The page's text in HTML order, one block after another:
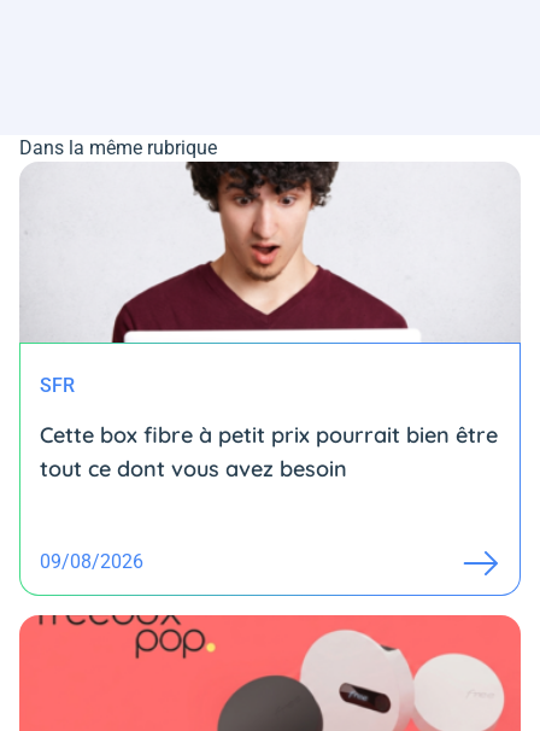
Dans la même rubrique
SFR
Cette box fibre à petit prix pourrait bien être
tout ce dont vous avez besoin
09/08/2026